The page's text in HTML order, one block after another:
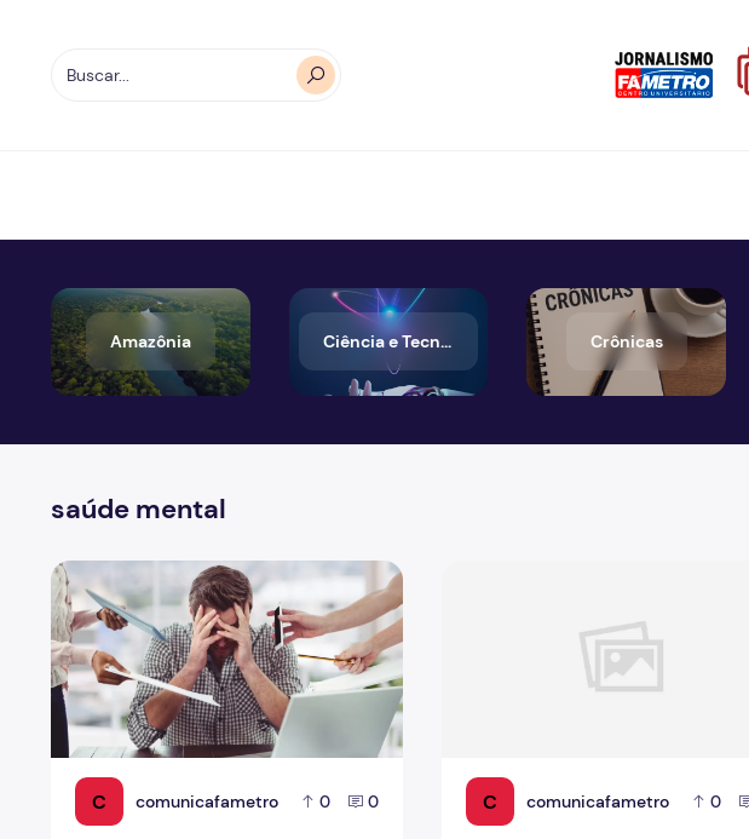
Amazônia Ciência e Tecnologia Crônicas
saúde mental
C comunicafametro 0 0
Dia do Jornalista: rotina exaustiva deixa profissionais da comunicação mais
C comunicafametro 0
Saúde Mental e Bem-Estar dos